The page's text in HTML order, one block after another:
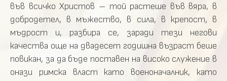
във всичко Христов – той растеше във вяра, в
добродетел, в мъжество, в сила, в крепост, в
мъдрост и, разбира се, заради тези негови
качества още на двадесет годишна възраст беше
повикан, за да бъде поставен на високо служение в
онази римска власт като военоначалник, като